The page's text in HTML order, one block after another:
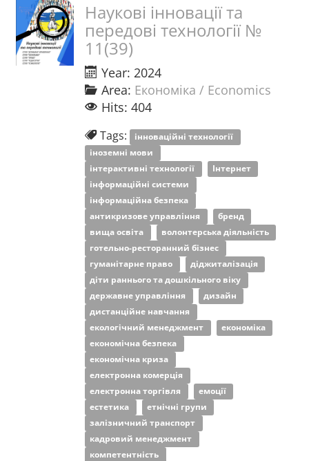
Наукові інновації та
передові технології №
11(39)
Year: 2024
Area: Економіка / Economics
Hits: 404
Tags: інноваційні технології
іноземні мови
інтерактивні технології
Інтернет
інформаційні системи
інформаційна безпека
антикризове управління
бренд
вища освіта
волонтерська діяльність
готельно-ресторанний бізнес
гуманітарне право
діджиталізація
діти раннього та дошкільного віку
державне управління
дизайн
дистанційне навчання
екологічний менеджмент
економіка
економічна безпека
економічна криза
електронна комерція
електронна торгівля
емоції
естетика
етнічні групи
залізничний транспорт
кадровий менеджмент
компетентність